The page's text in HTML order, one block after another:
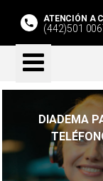
ATENCIÓN A
(442)501
DIADEMA